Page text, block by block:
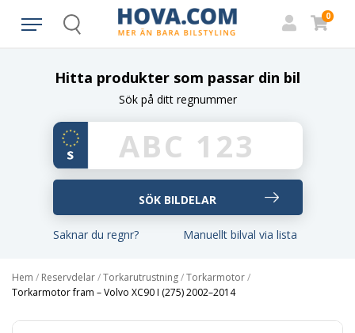
Search
0
Hitta produkter som passar din bil
Sök på ditt regnummer
Saknar du regnr? Manuellt bilval via lista
Hem / Reservdelar/Torkarutrustning/Torkarmotor/
Torkarmotor fram – Volvo XC90 I (275) 2002–2014